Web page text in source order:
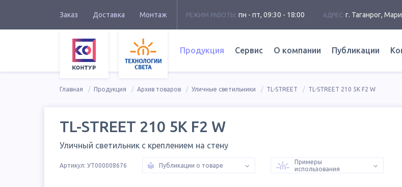
Заказ Доставка Монтаж РЕЖИМ РАБОТЫ: пн - пт, 09:30 - 18:00 АДРЕС: г. Таганрог,
Продукция Сервис О компании Публикации
Главная Продукция Архив товаров Уличные светильники TL-STREET TL-STREET 210 5K F2 W
TL-STREET 210 5K F2 W
Уличный светильник с креплением на стену
Артикул: УТ000008676 Публикации о товаре
Примеры
использования